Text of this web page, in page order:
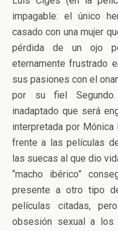
impagable: el único
casado con una mujer
pérdida de un ojo
eternamente frustrado
sus pasiones con el
por su fiel
inadaptado que será
interpretada por Mónica
frente a las películas
las suecas al que dio
“macho ibérico”
presente a otro tipo
películas citadas,
obsesión sexual a los